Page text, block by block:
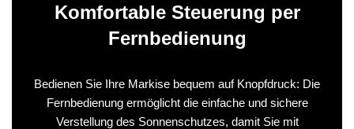
Komfortable Steuerung per
Fernbedienung
Bedienen Sie Ihre Markise bequem auf Knopfdruck: Die
Fernbedienung ermöglicht die einfache und sichere
Verstellung des Sonnenschutzes, damit Sie mit